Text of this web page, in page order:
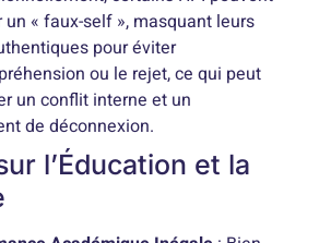
un « faux-self », masquant leurs
pour éviter
ou le rejet, ce qui peut
un conflit interne et un
de déconnexion.
l’Éducation et la